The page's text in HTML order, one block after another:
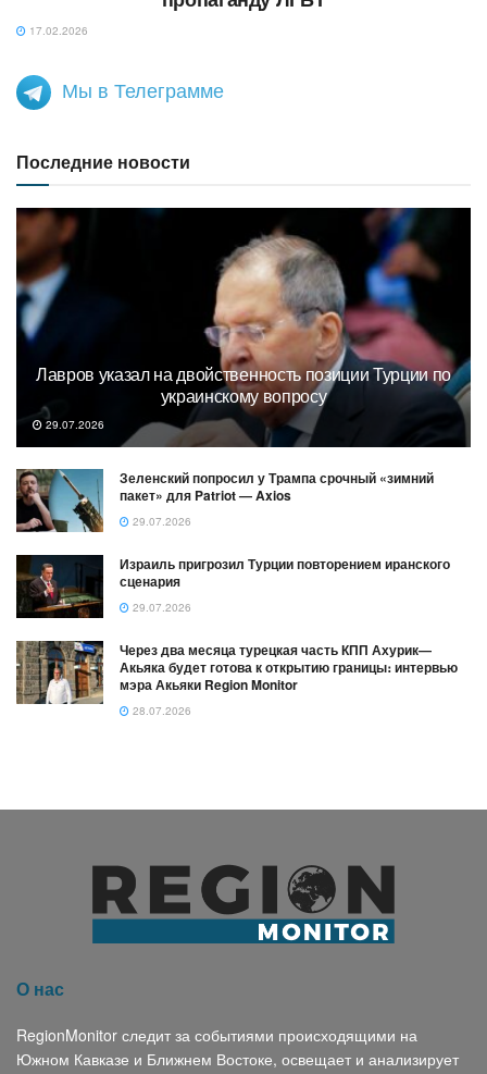
17.02.2026
Мы в Телеграмме
Последние новости
Лавров указал на двойственность позиции Турции по
украинскому вопросу
29.07.2026
Зеленский попросил у Трампа срочный «зимний
пакет» для Patriot — Axios
29.07.2026
Израиль пригрозил Турции повторением иранского
сценария
29.07.2026
Через два месяца турецкая часть КПП Ахурик—
Акьяка будет готова к открытию границы։ интервью
мэра Акьяки Region Monitor
28.07.2026
О нас
RegionMonitor следит за событиями происходящими на
Южном Кавказе и Ближнем Востоке, освещает и анализирует